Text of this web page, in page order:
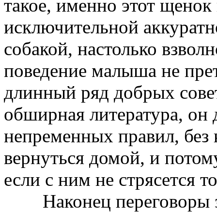
такое, именно этот щенок
исключительной
собакой, настолько
поведение малыша не
длинный ряд добрых
обширная литература, он
непременных правил,
вернуться домой, и
если с ним не стрясется
Наконец переговоры